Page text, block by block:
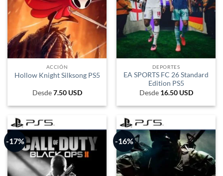
ACCIÓN
Hollow Knight Silksong PS5
Desde7.50 USD
DEPORTES
EA SPORTS FC 26 Standard
Edition PS5
Desde 16.50 USD
-17% -16%